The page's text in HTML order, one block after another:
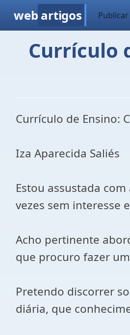
web artigos Publicar
Currículo
Currículo de Ensino:
Iza Aparecida Saliés
Estou assustada
vezes sem interesse
Acho pertinente
que procuro fazer
Pretendo discorrer
diária, que